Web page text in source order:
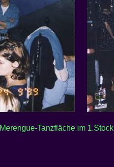
Merengue-Tanzfläche im 1.Stock